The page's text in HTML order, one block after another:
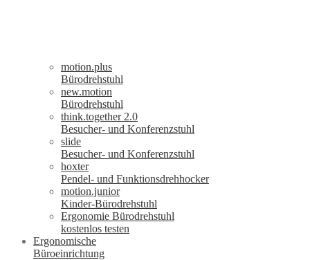
motion.plus
Bürodrehstuhl
new.motion
Bürodrehstuhl
think.together 2.0
Besucher- und Konferenzstuhl
slide
Besucher- und Konferenzstuhl
hoxter
Pendel- und Funktionsdrehhocker
motion.junior
Kinder-Bürodrehstuhl
Ergonomie Bürodrehstuhl
kostenlos testen
Ergonomische
Büroeinrichtung